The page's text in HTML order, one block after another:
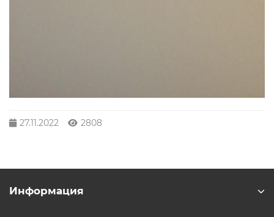
27.11.2022 2808
Информация